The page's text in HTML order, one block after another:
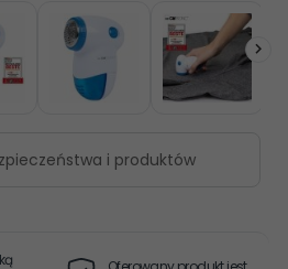
i produktów